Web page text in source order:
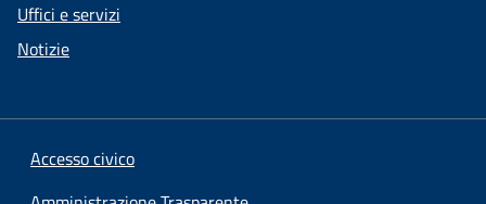
Uffici e servizi
Notizie
Accesso civico